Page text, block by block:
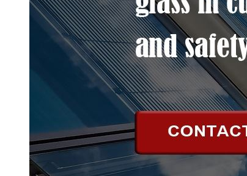
זכוכית מחוסמת
זכוכית מחוסמת מעוקלת
זכוכית רבודה
זכוכית מבודדת
Float Glass